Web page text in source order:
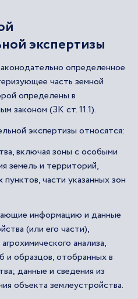
экспертизы
определенное
часть земной
определены в
законом (ЗК ст. 11.1).
экспертизы относятся:
включая зоны с особыми
земель и территорий,
части указанных зон
информацию и данные
(или его части),
анализа,
и образцов, отобранных в
данные и сведения из
объекта землеустройства.